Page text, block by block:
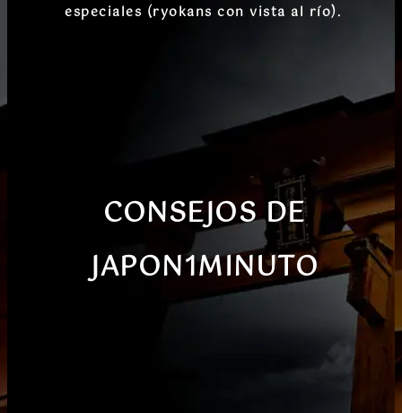
especiales (ryokans con vista al río).
CONSEJOS DE
JAPON1MINUTO